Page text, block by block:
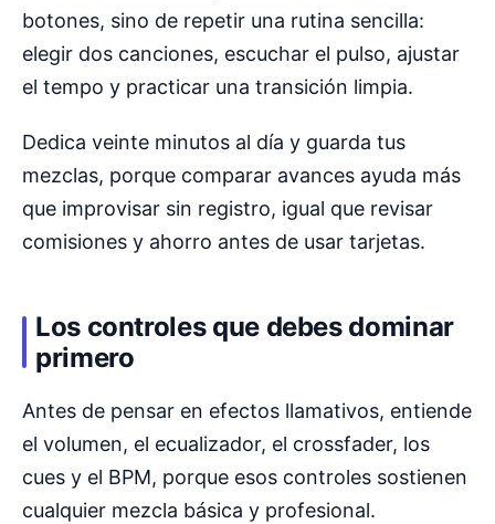
botones, sino de repetir una rutina sencilla:
elegir dos canciones, escuchar el pulso, ajustar
el tempo y practicar una transición limpia.
Dedica veinte minutos al día y guarda tus
mezclas, porque comparar avances ayuda más
que improvisar sin registro, igual que revisar
comisiones y ahorro antes de usar tarjetas.
Los controles que debes dominar
primero
Antes de pensar en efectos llamativos, entiende
el volumen, el ecualizador, el crossfader, los
cues y el BPM, porque esos controles sostienen
cualquier mezcla básica y profesional.